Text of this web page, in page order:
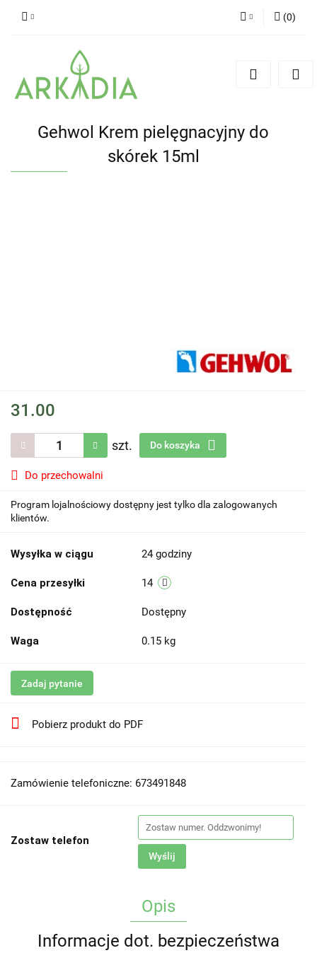
(0)
Gehwol Krem pielęgnacyjny do
skórek 15ml
31.00
szt. Do koszyka
Do przechowalni
Program lojalnościowy dostępny jest tylko dla zalogowanych
klientów.
Wysyłka w ciągu 24 godziny
Cena przesyłki 14
Dostępność Dostępny
Waga 0.15 kg
Zadaj pytanie
Pobierz produkt do PDF
Zamówienie telefoniczne: 673491848
Zostaw telefon
Wyślij
Opis
Informacje dot. bezpieczeństwa